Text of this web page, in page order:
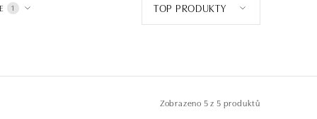
1 TOP PRODUKTY
Zobrazeno 5 z 5 produktů